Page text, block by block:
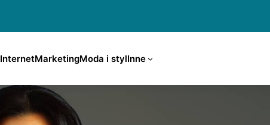
InternetMarketingModa i stylInne